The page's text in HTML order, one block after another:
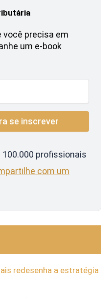
você precisa em
um e-book
profissionais
com um
redesenha a estratégia